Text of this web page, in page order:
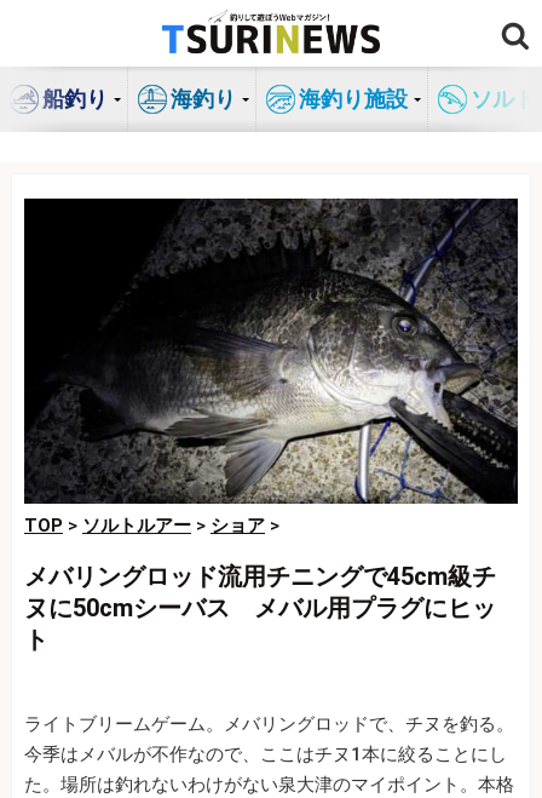
ン
船釣り 海釣り 海釣り施設 ソル
TOP > ソルトルアー > ショア >
メバリングロッド流用チニングで45cm級チ
ヌに50cmシーバス メバル用プラグにヒッ
ト
ライトブリームゲーム。メバリングロッドで、チヌを釣る。
今季はメバルが不作なので、ここはチヌ1本に絞ることにし
た。場所は釣れないわけがない泉大津のマイポイント。本格